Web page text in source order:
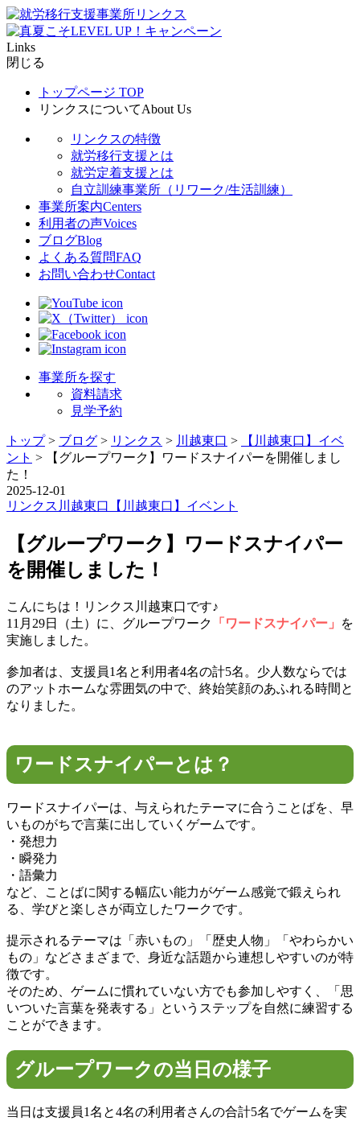
Links
閉じる
トップページ TOP
リンクスについてAbout Us
リンクスの特徴
就労移行支援とは
就労定着支援とは
自立訓練事業所（リワーク/生活訓練）
事業所案内Centers
利用者の声Voices
ブログBlog
よくある質問FAQ
お問い合わせContact
事業所を探す
資料請求
見学予約
トップ> ブログ > リンクス > 川越東口 >
【川越東口】イベ
ント >
【グループワーク】ワードスナイパーを開催しまし
た！
2025-12-01
リンクス 川越東口 【川越東口】イベント
【グループワーク】ワードスナイパー
を開催しました！
こんにちは！リンクス川越東口です♪
11月29日（土）に、グループワーク
「ワードスナイパー」
を
実施しました。
参加者は、支援員1名と利用者4名の計5名。少人数ならでは
のアットホームな雰囲気の中で、終始笑顔のあふれる時間と
なりました。
ワードスナイパーとは？
ワードスナイパーは、与えられたテーマに合うことばを、早
いものがちで言葉に出していくゲームです。
・発想力
・瞬発力
・語彙力
など、ことばに関する幅広い能力がゲーム感覚で鍛えられ
る、学びと楽しさが両立したワークです。
提示されるテーマは「赤いもの」「歴史人物」「やわらかい
もの」などさまざまで、身近な話題から連想しやすいのが特
徴です。
そのため、ゲームに慣れていない方でも参加しやすく、「思
いついた言葉を発表する」というステップを自然に練習する
ことができます。
グループワークの当日の様子
当日は支援員1名と4名の利用者さんの合計5名でゲームを実